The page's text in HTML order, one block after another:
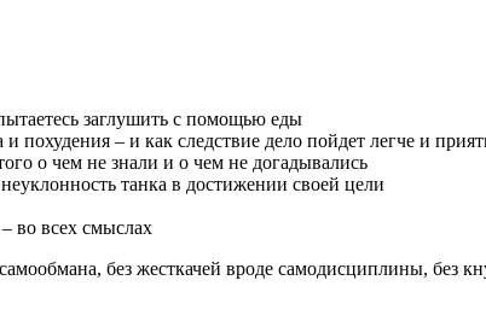
заглушить с помощью еды
похудения – и как следствие дело пойдет легче и
о чем не знали и о чем не догадывались
танка в достижении своей цели
во всех смыслах
без жесткачей вроде самодисциплины, без